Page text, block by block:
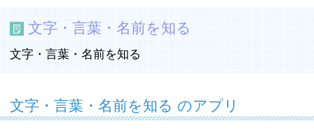
文字・言葉・名前を知る
文字・言葉・名前を知る
文字・言葉・名前を知る のアプリ